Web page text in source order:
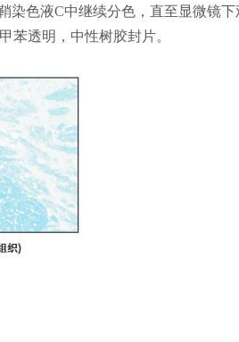
染色液C中继续分色，直至显微镜
苯透明，中性树胶封片。